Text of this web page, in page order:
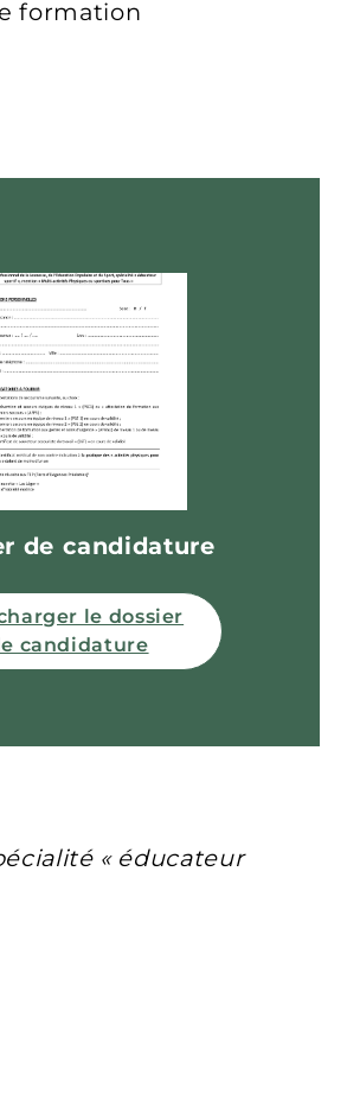
formation
de candidature
le dossier
candidature
« éducateur